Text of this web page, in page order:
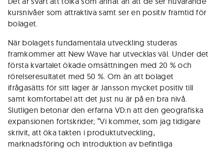
kursnivåer som attraktiva samt ser en positiv framtid för
bolaget.
När bolagets fundamentala utveckling studeras
framkommer att New Wave har utvecklas väl. Under det
första kvartalet ökade omsättningen med 20 % och
rörelseresultatet med 50 %. Om än att bolaget
ifrågasätts för sitt lager är Jansson mycket positiv till
samt komfortabel att det just nu är på en bra nivå.
Slutligen betonar den erfarna VD:n att den geografiska
expansionen fortskrider; ”Vi kommer, som jag tidigare
skrivit, att öka takten i produktutveckling,
marknadsföring och introduktion av befintliga